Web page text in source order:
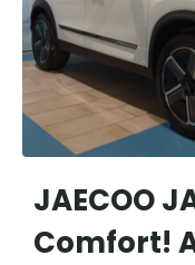
JAECOO
Comfort!